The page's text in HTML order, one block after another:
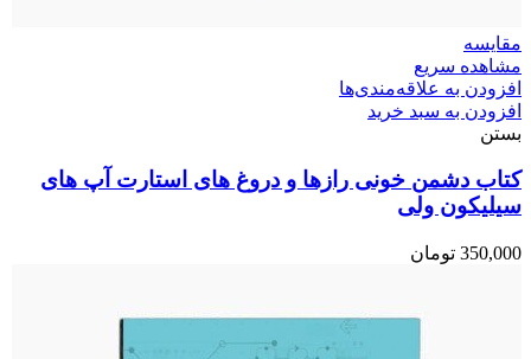
مقایسه
مشاهده سریع
افزودن به علاقه‌مندی‌ها
افزودن به سبد خرید
بستن
کتاب دشمن خونی رازها و دروغ های استارت آپ های
سیلیکون ولی
350,000 تومان